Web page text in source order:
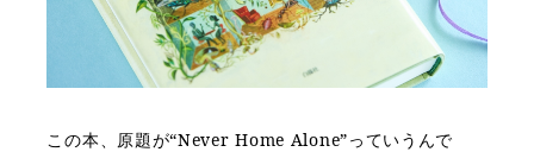
この本、原題が“Never Home Alone”っていうんで